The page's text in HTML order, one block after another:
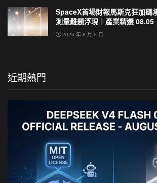
SpaceX首場財報馬斯克狂加碼
測量難題浮現｜產業精選 08.05
2026 年 8 月 5 日
近期熱門